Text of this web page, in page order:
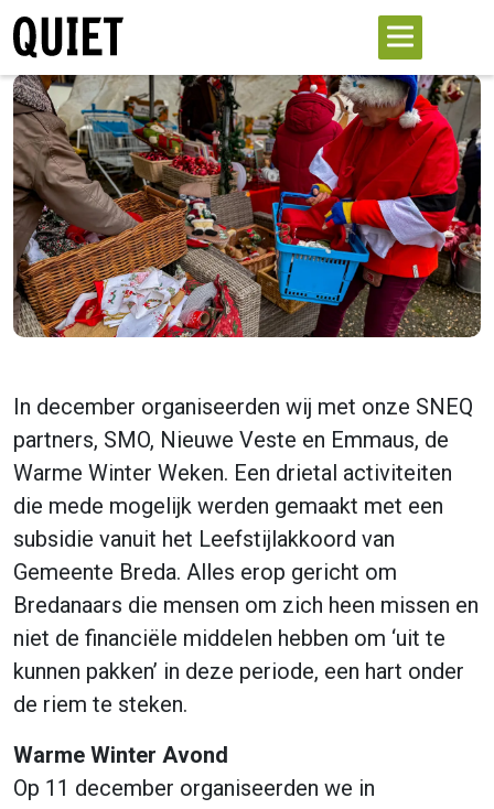
In december organiseerden wij met onze SNEQ
partners, SMO, Nieuwe Veste en Emmaus, de
Warme Winter Weken. Een drietal activiteiten
die mede mogelijk werden gemaakt met een
subsidie vanuit het Leefstijlakkoord van
Gemeente Breda. Alles erop gericht om
Bredanaars die mensen om zich heen missen en
niet de financiële middelen hebben om ‘uit te
kunnen pakken’ in deze periode, een hart onder
de riem te steken.
Warme Winter Avond
Op 11 december organiseerden we in